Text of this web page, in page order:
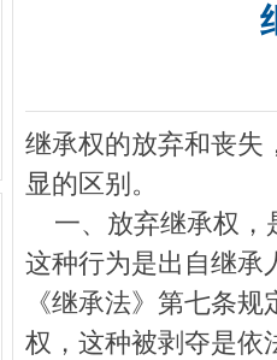
继承权的放弃和丧失
显的区别。
一、放弃继承权，
这种行为是出自继承
《继承法》第七条
权，这种被剥夺是依